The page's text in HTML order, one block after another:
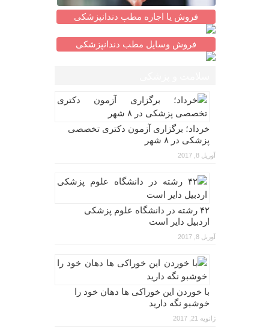
فروش یا اجاره مطب دندانپزشکی
فروش وسایل مطب دندانپزشکی
خرداد؛ برگزاری آزمون دکتری تخصصی
پزشکی در ۸ شهر
آوریل 8, 2017
۴۲ رشته در دانشگاه علوم پزشکی
اردبیل دایر است
آوریل 8, 2017
با خوردن این خوراکی ها دهان خود را
خوشبو نگه دارید
ژانویه 21, 2017